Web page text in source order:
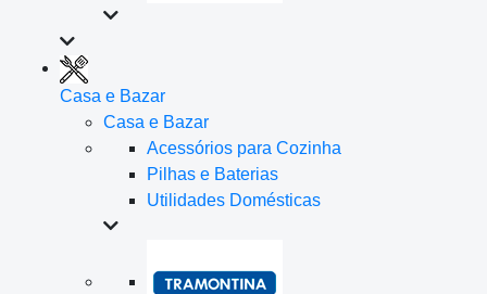
Casa e Bazar
Casa e Bazar
Acessórios para Cozinha
Pilhas e Baterias
Utilidades Domésticas